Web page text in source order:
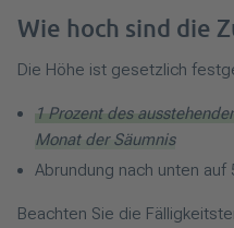
Wie hoch sind die
Die Höhe ist gesetzlich
1 Prozent des
Monat der Säumnis
Abrundung nach unten auf
Beachten Sie die